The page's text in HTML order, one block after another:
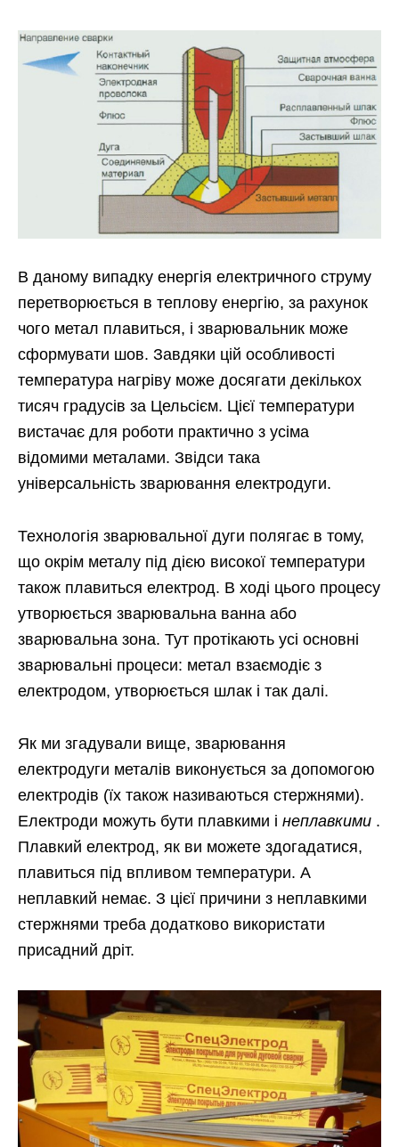
В даному випадку енергія електричного струму
перетворюється в теплову енергію, за рахунок
чого метал плавиться, і зварювальник може
сформувати шов. Завдяки цій особливості
температура нагріву може досягати декількох
тисяч градусів за Цельсієм. Цієї температури
вистачає для роботи практично з усіма
відомими металами. Звідси така
універсальність зварювання електродуги.
Технологія зварювальної дуги полягає в тому,
що окрім металу під дією високої температури
також плавиться електрод. В ході цього процесу
утворюється зварювальна ванна або
зварювальна зона. Тут протікають усі основні
зварювальні процеси: метал взаємодіє з
електродом, утворюється шлак і так далі.
Як ми згадували вище, зварювання
електродуги металів виконується за допомогою
електродів (їх також називаються стержнями).
Електроди можуть бути плавкими і неплавкими .
Плавкий електрод, як ви можете здогадатися,
плавиться під впливом температури. А
неплавкий немає. З цієї причини з неплавкими
стержнями треба додатково використати
присадний дріт.